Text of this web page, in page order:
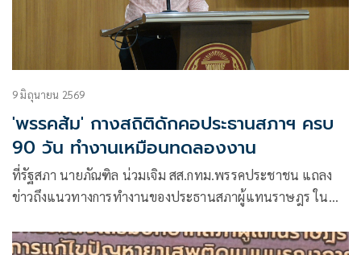
9 มิถุนายน 2569
'พรรคส้ม' กางสถิติดักคอประธานสภาฯ ครบ
90 วัน ทำงานเหมือนทดลองงาน
ที่รัฐสภา นายภัณฑิล น่วมเจิม สส.กทม.พรรคประชาชน แถลง
ข่าวถึงแนวทางการทำงานของประธานสภาผู้แทนราษฎร ใน